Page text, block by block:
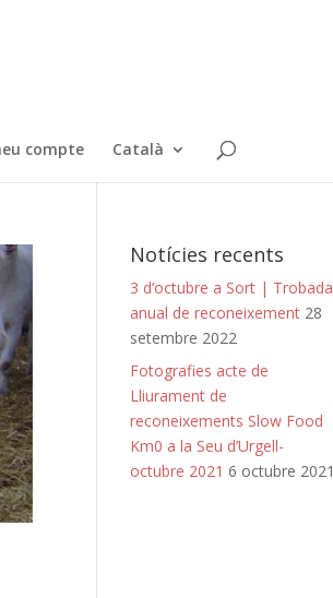
compte Català
Notícies recents
3 d’octubre a Sort | Trobada
anual de reconeixement 28
setembre 2022
Fotografies acte de
Lliurament de
reconeixements Slow Food
Km0 a la Seu d’Urgell-
octubre 2021 6 octubre 2021